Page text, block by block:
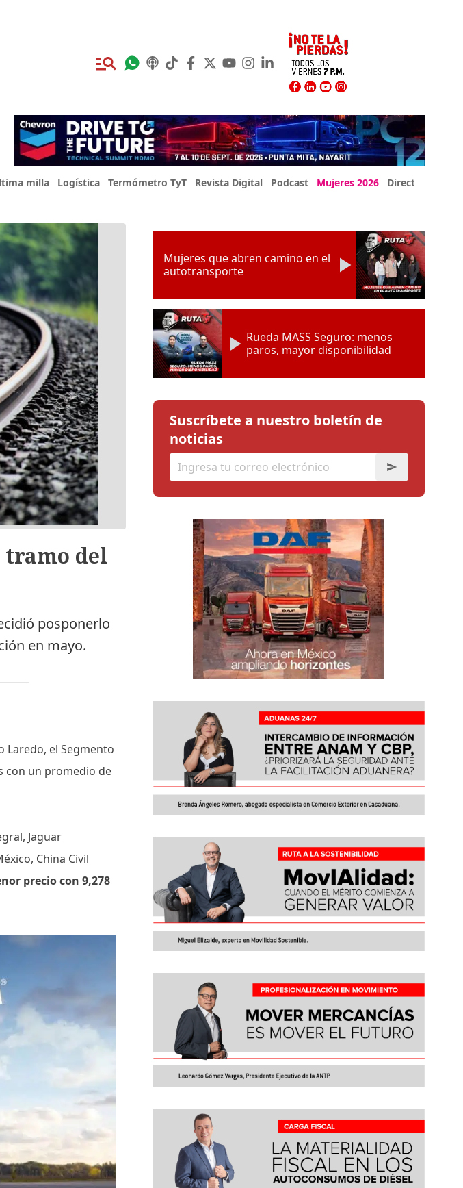
milla Logística Termómetro TyT Revista Digital Podcast Mujeres 2026 Directorio Expo
del
posponerlo
en mayo.
Laredo, el Segmento
con un promedio de
Jaguar
China Civil
precio con 9,278
Mujeres que abren camino en el
autotransporte
Rueda MASS Seguro: menos
paros, mayor disponibilidad
Suscríbete a nuestro boletín de
noticias